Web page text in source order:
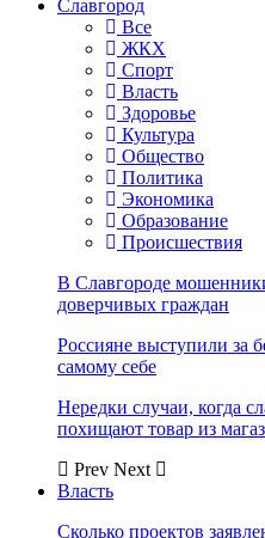
Славгород
Все
ЖКХ
Спорт
Власть
Здоровье
Культура
Общество
Политика
Экономика
Образование
Происшествия
В Славгороде
доверчивых граждан
Россияне выступили за
самому себе
Нередки случаи, когда
похищают товар из
Prev Next
Власть
Сколько проектов